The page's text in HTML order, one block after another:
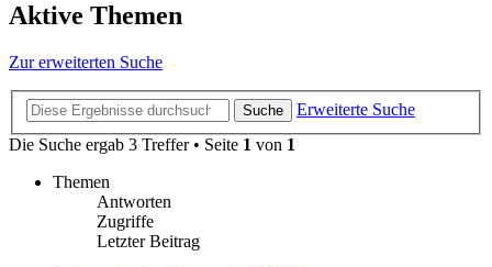
Aktive Themen
Zur erweiterten Suche
Suche
Erweiterte Suche
Die Suche ergab 3 Treffer • Seite 1 von 1
Themen
Antworten
Zugriffe
Letzter Beitrag